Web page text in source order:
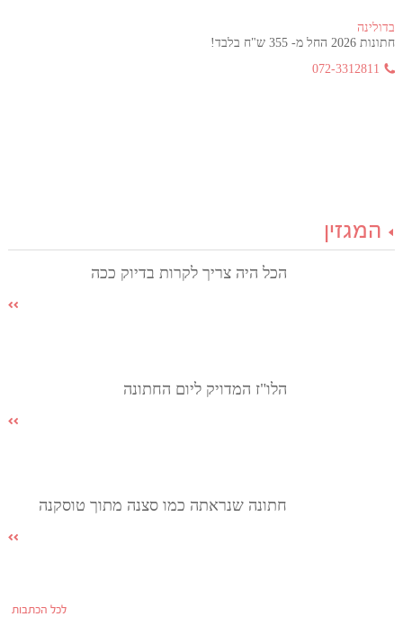
בדולינה
חתונות 2026 החל מ- 355 ש"ח בלבד!
072-3312811
המגזין
הכל היה צריך לקרות בדיוק ככה
הלו"ז המדויק ליום החתונה
חתונה שנראתה כמו סצנה מתוך טוסקנה
לכל הכתבות